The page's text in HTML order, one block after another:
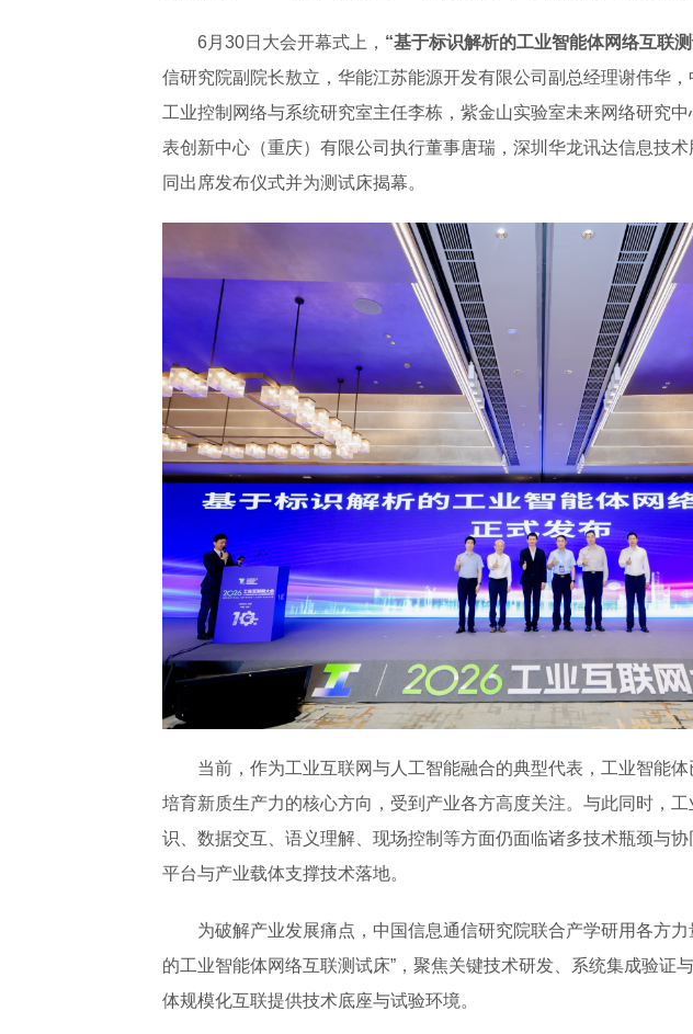
6月30日大会开幕式上， “基于标识解析的工业智能体网络互联
信研究院副院长敖立，华能江苏能源开发有限公司副总经理谢伟华
工业控制网络与系统研究室主任李栋，紫金山实验室未来网络研究
表创新中心（重庆）有限公司执行董事唐瑞，深圳华龙讯达信息技
同出席发布仪式并为测试床揭幕。
当前，作为工业互联网与人工智能融合的典型代表，工业智能体
培育新质生产力的核心方向，受到产业各方高度关注。与此同时，
识、数据交互、语义理解、现场控制等方面仍面临诸多技术瓶颈与
平台与产业载体支撑技术落地。
为破解产业发展痛点，中国信息通信研究院联合产学研用各方
的工业智能体网络互联测试床”，聚焦关键技术研发、系统集成验证
体规模化互联提供技术底座与试验环境。